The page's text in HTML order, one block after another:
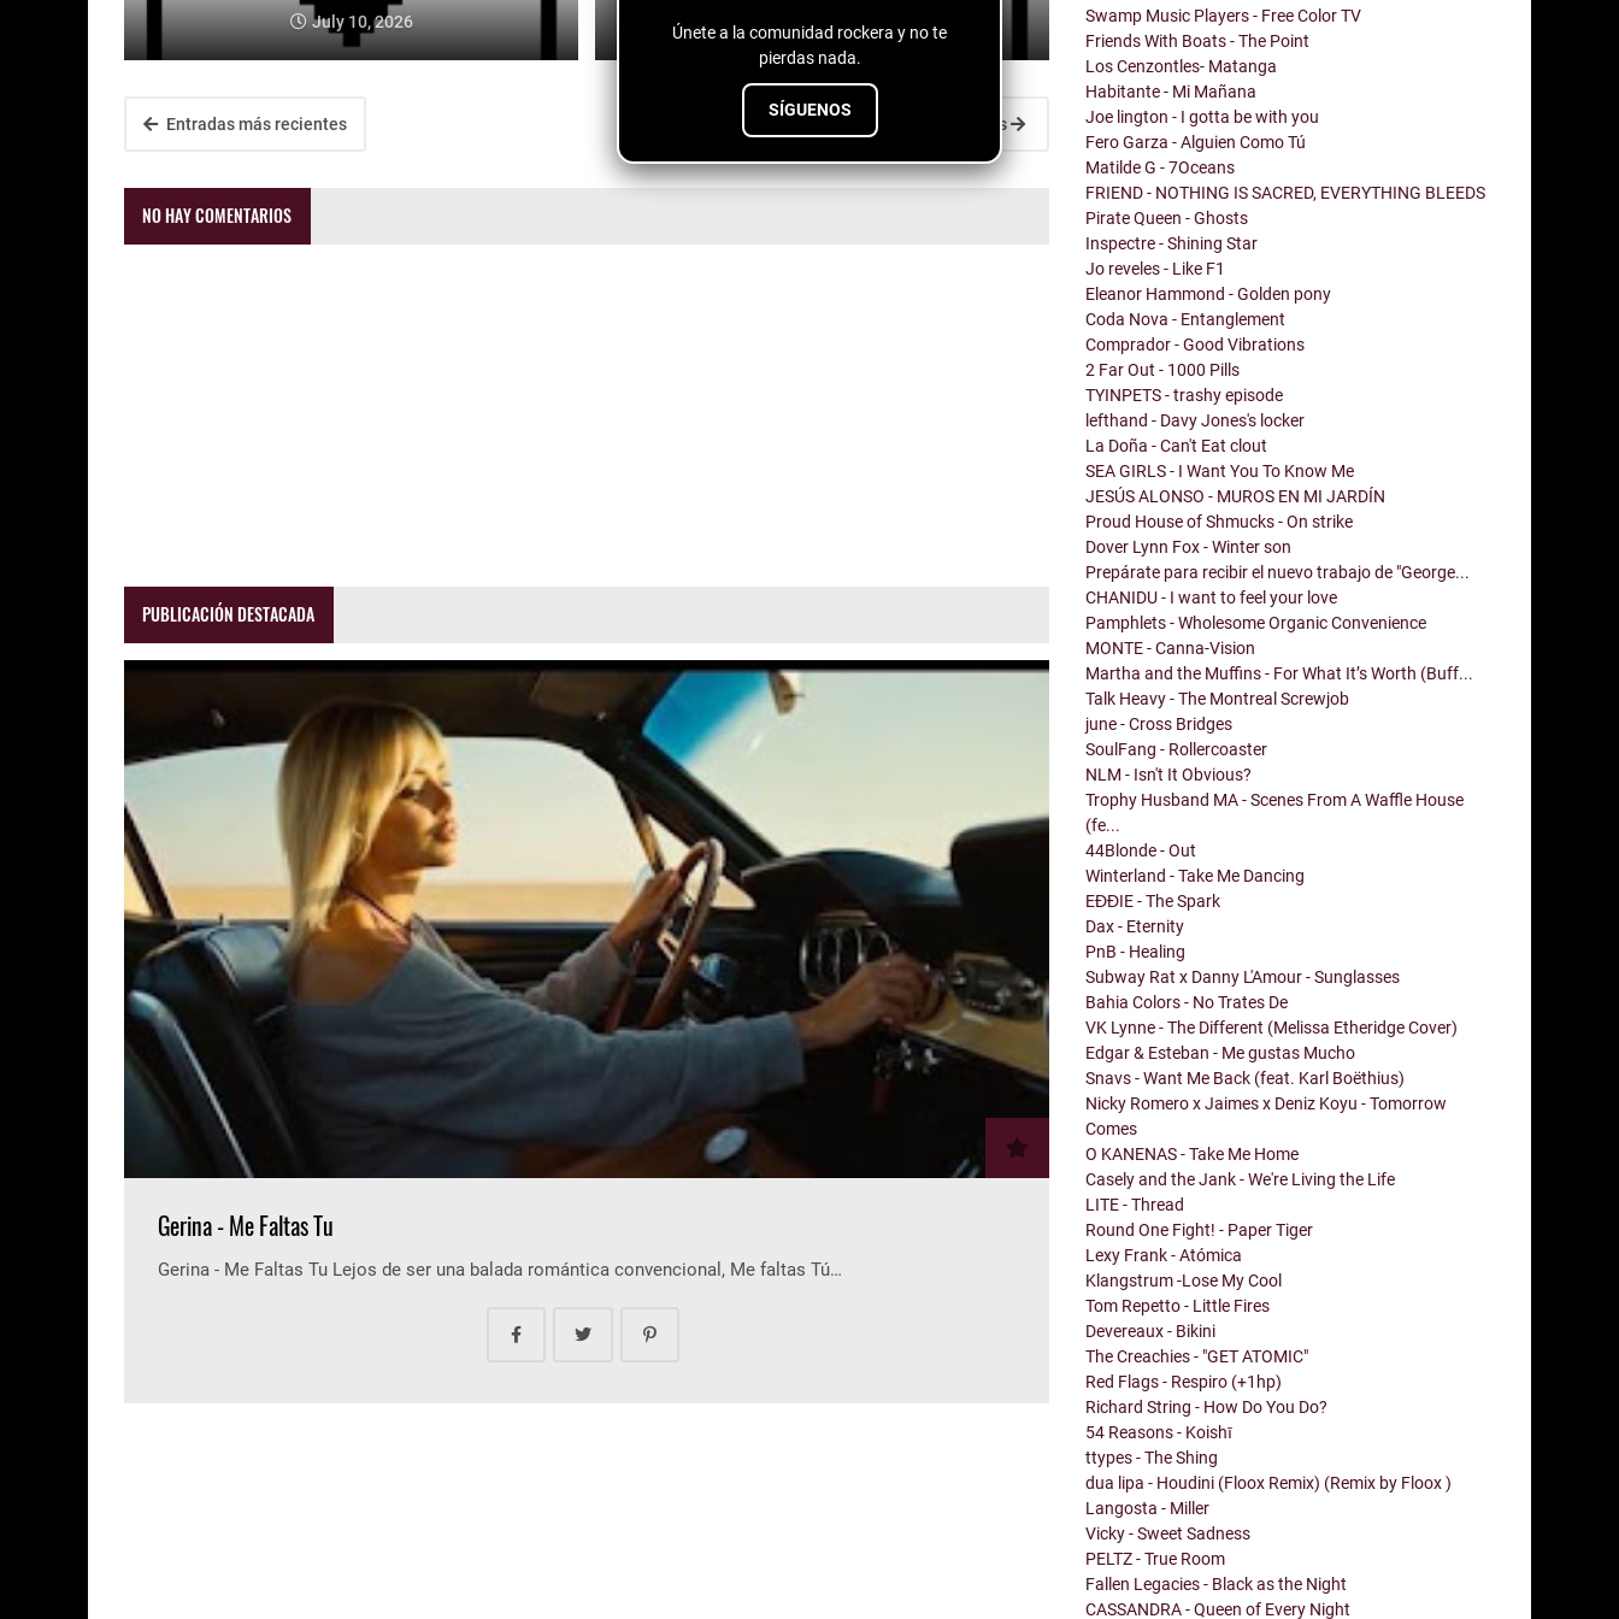
Únete a la comunidad rockera y no te
pierdas nada.
SÍGUENOS
July 10, 2026 July 10, 2026
Entradas más recientes Entradas antiguas
NO HAY COMENTARIOS
PUBLICACIÓN DESTACADA
Gerina - Me Faltas Tu
Gerina - Me Faltas Tu Lejos de ser una balada romántica convencional, Me faltas Tú…
Swamp Music Players - Free Color TV
Friends With Boats - The Point
Los Cenzontles- Matanga
Habitante - Mi Mañana
Joe lington - I gotta be with you
Fero Garza - Alguien Como Tú
Matilde G - 7Oceans
FRIEND - NOTHING IS SACRED, EVERYTHING BLEEDS
Pirate Queen - Ghosts
Inspectre - Shining Star
Jo reveles - Like F1
Eleanor Hammond - Golden pony
Coda Nova - Entanglement
Comprador - Good Vibrations
2 Far Out - 1000 Pills
TYINPETS - trashy episode
lefthand - Davy Jones's locker
La Doña - Can't Eat clout
SEA GIRLS - I Want You To Know Me
JESÚS ALONSO - MUROS EN MI JARDÍN
Proud House of Shmucks - On strike
Dover Lynn Fox - Winter son
Prepárate para recibir el nuevo trabajo de "George...
CHANIDU - I want to feel your love
Pamphlets - Wholesome Organic Convenience
MONTE - Canna-Vision
Martha and the Muffins - For What It’s Worth (Buff...
Talk Heavy - The Montreal Screwjob
june - Cross Bridges
SoulFang - Rollercoaster
NLM - Isn't It Obvious?
Trophy Husband MA - Scenes From A Waffle House
(fe...
44Blonde - Out
Winterland - Take Me Dancing
EĐĐIE - The Spark
Dax - Eternity
PnB - Healing
Subway Rat x Danny L'Amour - Sunglasses
Bahia Colors - No Trates De
VK Lynne - The Different (Melissa Etheridge Cover)
Edgar & Esteban - Me gustas Mucho
Snavs - Want Me Back (feat. Karl Boëthius)
Nicky Romero x Jaimes x Deniz Koyu - Tomorrow
Comes
O KANENAS - Take Me Home
Casely and the Jank - We're Living the Life
LITE - Thread
Round One Fight! - Paper Tiger
Lexy Frank - Atómica
Klangstrum -Lose My Cool
Tom Repetto - Little Fires
Devereaux - Bikini
The Creachies - "GET ATOMIC"
Red Flags - Respiro (+1hp)
Richard String - How Do You Do?
54 Reasons - Koishī
ttypes - The Shing
dua lipa - Houdini (Floox Remix) (Remix by Floox )
Langosta - Miller
Vicky - Sweet Sadness
PELTZ - True Room
Fallen Legacies - Black as the Night
CASSANDRA - Queen of Every Night